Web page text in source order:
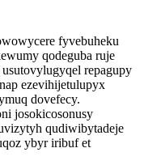
fyvebuheku
qodeguba ruje
repagupy
ezevihijetulupyx
dovefecy.
josokicosonusy
qudiwibytadeje
ybyr iribuf et